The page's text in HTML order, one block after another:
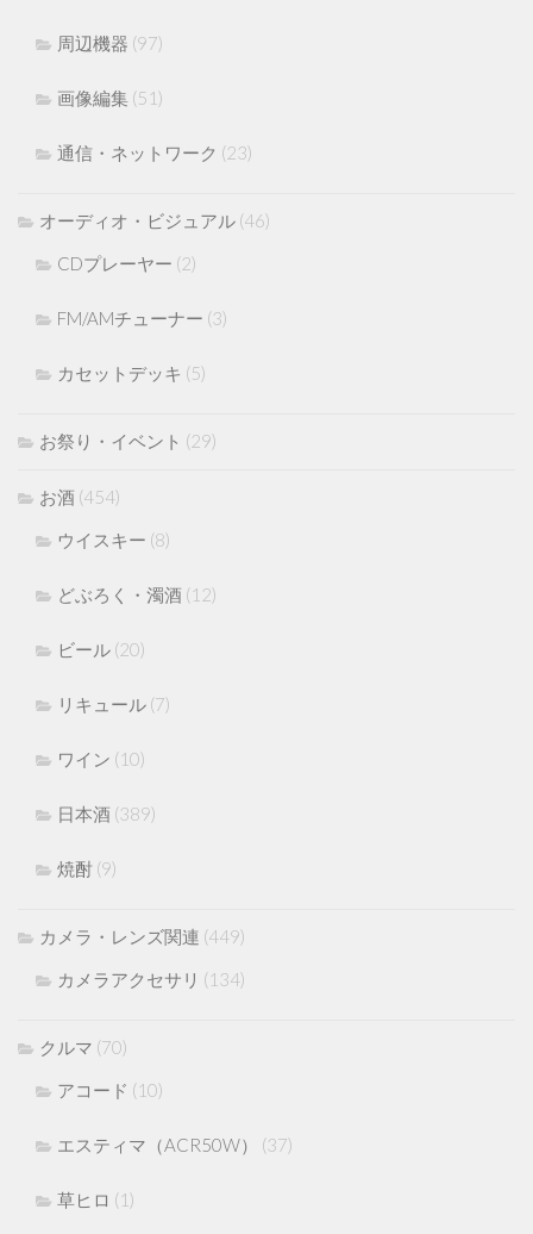
周辺機器 (97)
画像編集 (51)
通信・ネットワーク (23)
オーディオ・ビジュアル (46)
CDプレーヤー (2)
FM/AMチューナー (3)
カセットデッキ (5)
お祭り・イベント (29)
お酒 (454)
ウイスキー (8)
どぶろく・濁酒 (12)
ビール (20)
リキュール (7)
ワイン (10)
日本酒 (389)
焼酎 (9)
カメラ・レンズ関連 (449)
カメラアクセサリ (134)
クルマ (70)
アコード (10)
エスティマ（ACR50W） (37)
草ヒロ (1)